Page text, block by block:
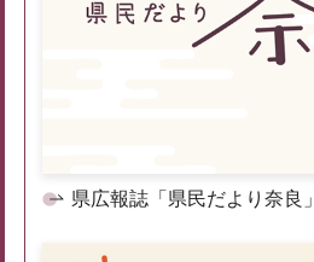
県広報誌「県民だより奈良」